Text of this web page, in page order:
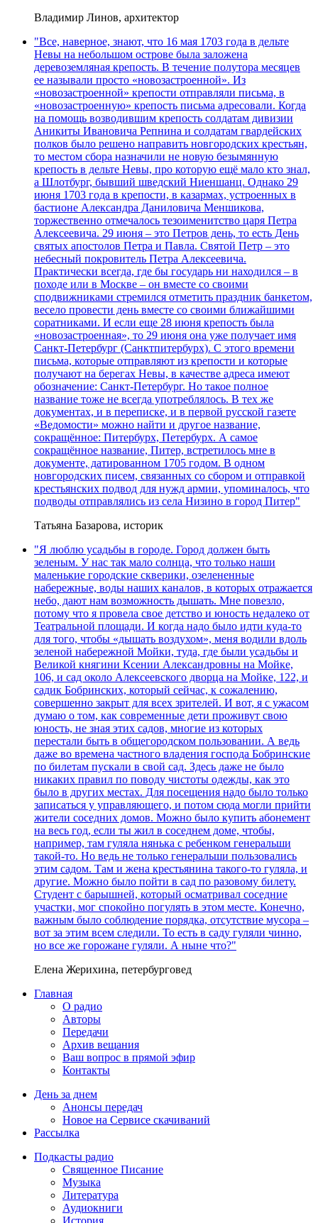
Владимир Линов, архитектор
"Все, наверное, знают, что 16 мая 1703 года в дельте
Невы на небольшом острове была заложена
деревоземляная крепость. В течение полутора месяцев
ее называли просто «новозастроенной». Из
«новозастроенной» крепости отправляли письма, в
«новозастроенную» крепость письма адресовали. Когда
на помощь возводившим крепость солдатам дивизии
Аникиты Ивановича Репнина и солдатам гвардейских
полков было решено направить новгородских крестьян,
то местом сбора назначили не новую безымянную
крепость в дельте Невы, про которую ещё мало кто знал,
а Шлотбург, бывший шведский Ниеншанц. Однако 29
июня 1703 года в крепости, в казармах, устроенных в
бастионе Александра Даниловича Меншикова,
торжественно отмечалось тезоименитство царя Петра
Алексеевича. 29 июня – это Петров день, то есть День
святых апостолов Петра и Павла. Святой Петр – это
небесный покровитель Петра Алексеевича.
Практически всегда, где бы государь ни находился – в
походе или в Москве – он вместе со своими
сподвижниками стремился отметить праздник банкетом,
весело провести день вместе со своими ближайшими
соратниками. И если еще 28 июня крепость была
«новозастроенная», то 29 июня она уже получает имя
Санкт-Петербург (Санктпитербурх). С этого времени
письма, которые отправляют из крепости и которые
получают на берегах Невы, в качестве адреса имеют
обозначение: Санкт-Петербург. Но такое полное
название тоже не всегда употреблялось. В тех же
документах, и в переписке, и в первой русской газете
«Ведомости» можно найти и другое название,
сокращённое: Питербурх, Петербурх. А самое
сокращённое название, Питер, встретилось мне в
документе, датированном 1705 годом. В одном
новгородских писем, связанных со сбором и отправкой
крестьянских подвод для нужд армии, упоминалось, что
подводы отправлялись из села Низино в город Питер"
Татьяна Базарова, историк
"Я люблю усадьбы в городе. Город должен быть
зеленым. У нас так мало солнца, что только наши
маленькие городские скверики, озелененные
набережные, воды наших каналов, в которых отражается
небо, дают нам возможность дышать. Мне повезло,
потому что я провела свое детство и юность недалеко от
Театральной площади. И когда надо было идти куда-то
для того, чтобы «дышать воздухом», меня водили вдоль
зеленой набережной Мойки, туда, где были усадьбы и
Великой княгини Ксении Александровны на Мойке,
106, и сад около Алексеевского дворца на Мойке, 122, и
садик Бобринских, который сейчас, к сожалению,
совершенно закрыт для всех зрителей. И вот, я с ужасом
думаю о том, как современные дети проживут свою
юность, не зная этих садов, многие из которых
перестали быть в общегородском пользовании. А ведь
даже во времена частного владения господа Бобринские
по билетам пускали в свой сад. Здесь даже не было
никаких правил по поводу чистоты одежды, как это
было в других местах. Для посещения надо было только
записаться у управляющего, и потом сюда могли прийти
жители соседних домов. Можно было купить абонемент
на весь год, если ты жил в соседнем доме, чтобы,
например, там гуляла нянька с ребенком генеральши
такой-то. Но ведь не только генеральши пользовались
этим садом. Там и жена крестьянина такого-то гуляла, и
другие. Можно было пойти в сад по разовому билету.
Студент с барышней, который осматривал соседние
участки, мог спокойно погулять в этом месте. Конечно,
важным было соблюдение порядка, отсутствие мусора –
вот за этим всем следили. То есть в саду гуляли чинно,
но все же горожане гуляли. А ныне что?"
Елена Жерихина, петербурговед
Главная
О радио
Авторы
Передачи
Архив вещания
Ваш вопрос в прямой эфир
Контакты
День за днем
Анонсы передач
Новое на Сервисе скачиваний
Рассылка
Подкасты радио
Священное Писание
Музыка
Литература
Аудиокниги
История